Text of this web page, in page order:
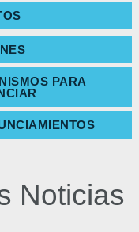
PARA
Noticias